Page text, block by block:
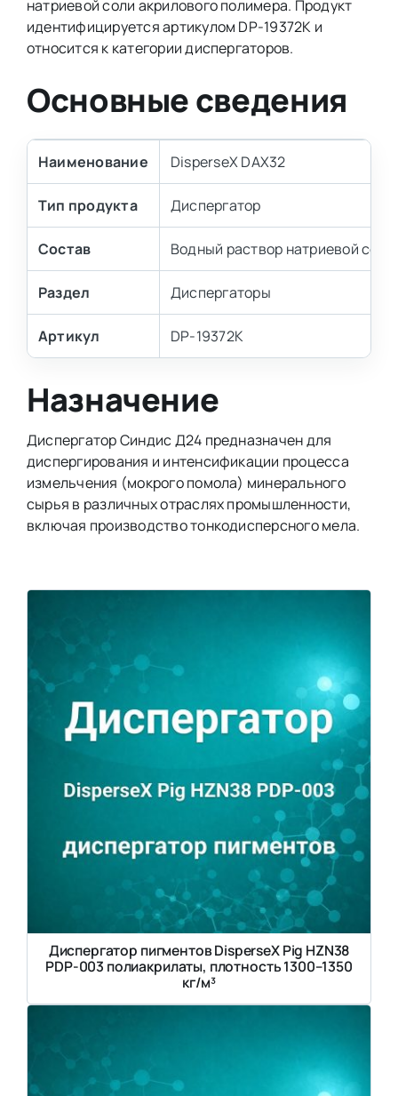
натриевой соли акрилового полимера. Продукт
идентифицируется артикулом DP-19372K и
относится к категории диспергаторов.
Основные сведения
Наименование DisperseX DAX32
Тип продукта Диспергатор
Состав Водный раствор натриевой
Раздел Диспергаторы
Артикул DP-19372K
Назначение
Диспергатор Синдис Д24 предназначен для
диспергирования и интенсификации процесса
измельчения (мокрого помола) минерального
сырья в различных отраслях промышленности,
включая производство тонкодисперсного мела.
Диспергатор пигментов DisperseX Pig HZN38
PDP-003 полиакрилаты, плотность 1300–1350
кг/м³